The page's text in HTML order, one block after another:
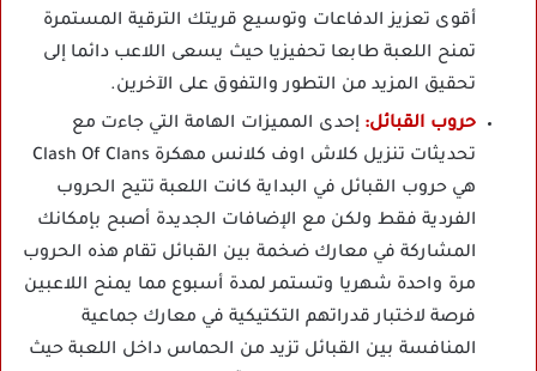
أقوى تعزيز الدفاعات وتوسيع قريتك الترقية المستمرة
تمنح اللعبة طابعا تحفيزيا حيث يسعى اللاعب دائما إلى
تحقيق المزيد من التطور والتفوق على الآخرين.
حروب القبائل: إحدى المميزات الهامة التي جاءت مع
تحديثات تنزيل كلاش اوف كلانس مهكرة Clash Of Clans
هي حروب القبائل في البداية كانت اللعبة تتيح الحروب
الفردية فقط ولكن مع الإضافات الجديدة أصبح بإمكانك
المشاركة في معارك ضخمة بين القبائل تقام هذه الحروب
مرة واحدة شهريا وتستمر لمدة أسبوع مما يمنح اللاعبين
فرصة لاختبار قدراتهم التكتيكية في معارك جماعية
المنافسة بين القبائل تزيد من الحماس داخل اللعبة حيث